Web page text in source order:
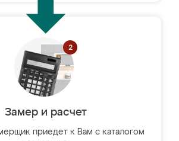
Замер и расчет
приедет к Вам с каталогом